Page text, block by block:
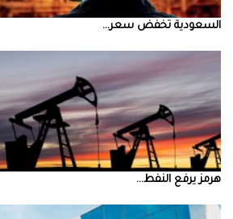
السعودية‭ ‬تخفض‭ ‬سعر‭ ...
‮‬هرمز‮‬‭ ‬يرفع‭ ‬النفط‭ ...